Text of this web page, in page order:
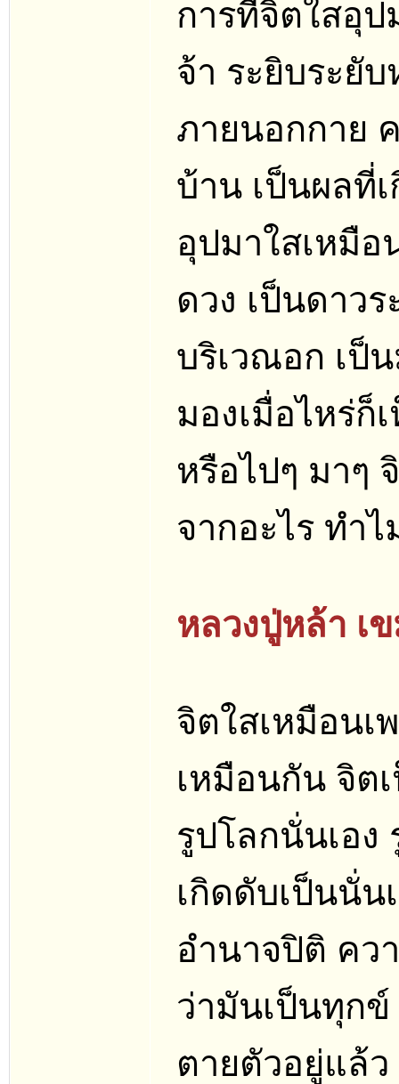
การที่จิตใสอุป
จ้า ระยิบระยั
ภายนอกกาย
บ้าน เป็นผลที่
อุปมาใสเหมือ
ดวง เป็นดาว
บริเวณอก เป็
มองเมื่อไหร่ก็
หรือไปๆ มาๆ
จากอะไร ทำ
หลวงปู่หล้า เ
จิตใสเหมือนเ
เหมือนกัน จิต
รูปโลกนั่นเอง
เกิดดับเป็นนั่
อำนาจปิติ คว
ว่ามันเป็นทุก
ตายตัวอยู่แล้ว